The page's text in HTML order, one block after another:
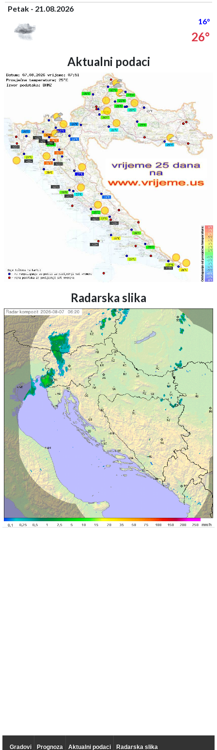
Petak - 21.08.2026
16°
26°
Aktualni podaci
Radarska slika
Gradovi Prognoza Aktualni podaci Radarska slika